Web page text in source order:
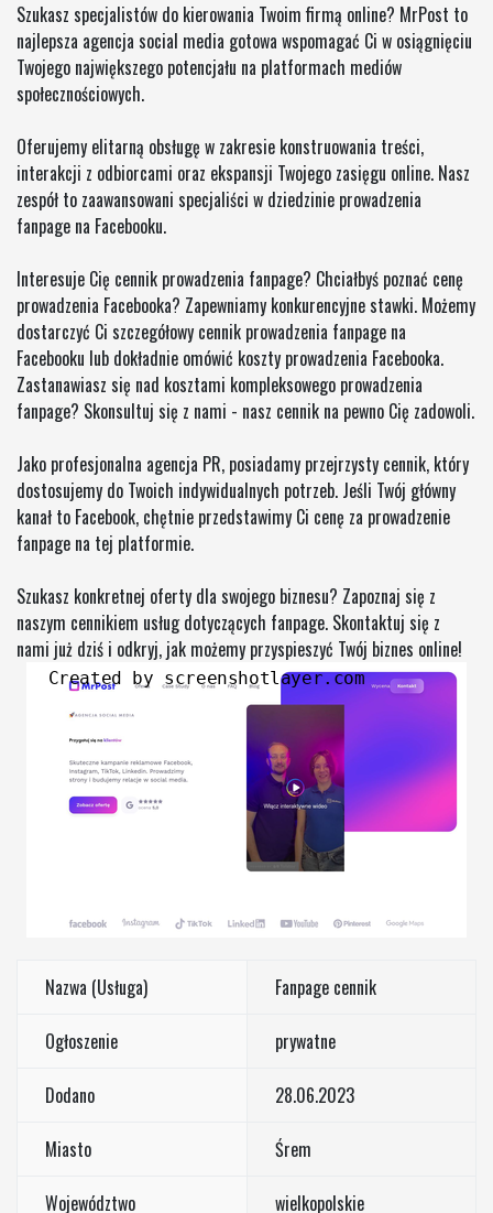
Szukasz specjalistów do kierowania Twoim firmą online? MrPost to
najlepsza agencja social media gotowa wspomagać Ci w osiągnięciu
Twojego największego potencjału na platformach mediów
społecznościowych.
Oferujemy elitarną obsługę w zakresie konstruowania treści,
interakcji z odbiorcami oraz ekspansji Twojego zasięgu online. Nasz
zespół to zaawansowani specjaliści w dziedzinie prowadzenia
fanpage na Facebooku.
Interesuje Cię cennik prowadzenia fanpage? Chciałbyś poznać cenę
prowadzenia Facebooka? Zapewniamy konkurencyjne stawki. Możemy
dostarczyć Ci szczegółowy cennik prowadzenia fanpage na
Facebooku lub dokładnie omówić koszty prowadzenia Facebooka.
Zastanawiasz się nad kosztami kompleksowego prowadzenia
fanpage? Skonsultuj się z nami - nasz cennik na pewno Cię zadowoli.
Jako profesjonalna agencja PR, posiadamy przejrzysty cennik, który
dostosujemy do Twoich indywidualnych potrzeb. Jeśli Twój główny
kanał to Facebook, chętnie przedstawimy Ci cenę za prowadzenie
fanpage na tej platformie.
Szukasz konkretnej oferty dla swojego biznesu? Zapoznaj się z
naszym cennikiem usług dotyczących fanpage. Skontaktuj się z
nami już dziś i odkryj, jak możemy przyspieszyć Twój biznes online!
Nazwa (Usługa) Fanpage cennik
Ogłoszenie prywatne
Dodano 28.06.2023
Miasto Śrem
Województwo wielkopolskie